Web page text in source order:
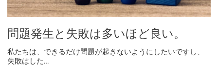
問題発生と失敗は多いほど良い。
私たちは、できるだけ問題が起きないようにしたいですし、
失敗はした…